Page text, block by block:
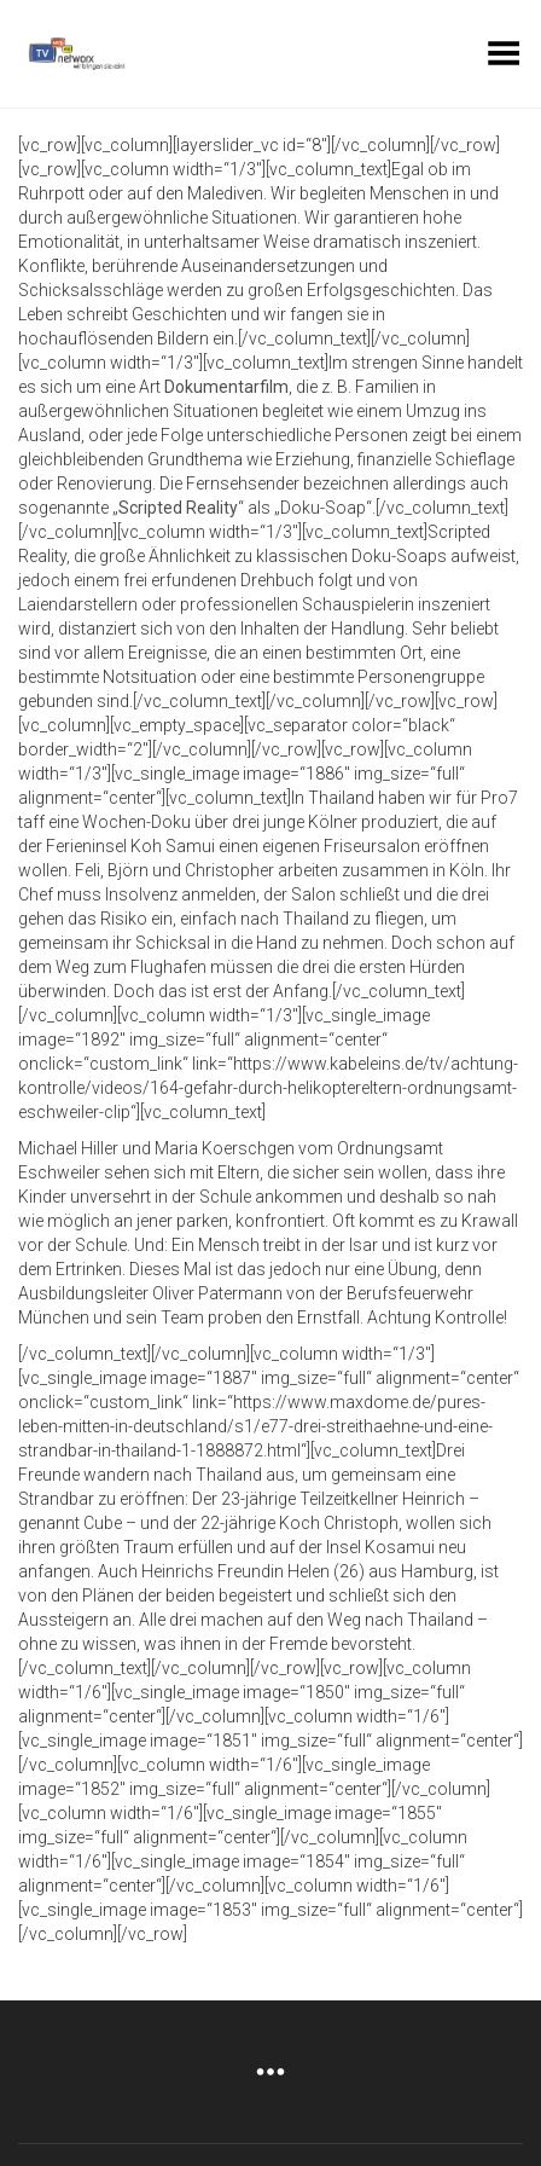
Toggle Menu
[vc_row][vc_column][layerslider_vc id=“8″][/vc_column][/vc_row]
[vc_row][vc_column width=“1/3″][vc_column_text]Egal ob im
Ruhrpott oder auf den Malediven. Wir begleiten Menschen in und
durch außergewöhnliche Situationen. Wir garantieren hohe
Emotionalität, in unterhaltsamer Weise dramatisch inszeniert.
Konflikte, berührende Auseinandersetzungen und
Schicksalsschläge werden zu großen Erfolgsgeschichten. Das
Leben schreibt Geschichten und wir fangen sie in
hochauflösenden Bildern ein.[/vc_column_text][/vc_column]
[vc_column width=“1/3″][vc_column_text]Im strengen Sinne handelt
es sich um eine Art Dokumentarfilm , die z. B. Familien in
außergewöhnlichen Situationen begleitet wie einem Umzug ins
Ausland, oder jede Folge unterschiedliche Personen zeigt bei einem
gleichbleibenden Grundthema wie Erziehung, finanzielle Schieflage
oder Renovierung. Die Fernsehsender bezeichnen allerdings auch
sogenannte „Scripted Reality“ als „Doku-Soap“.[/vc_column_text]
[/vc_column][vc_column width=“1/3″][vc_column_text]Scripted
Reality, die große Ähnlichkeit zu klassischen Doku-Soaps aufweist,
jedoch einem frei erfundenen Drehbuch folgt und von
Laiendarstellern oder professionellen Schauspielerin inszeniert
wird, distanziert sich von den Inhalten der Handlung. Sehr beliebt
sind vor allem Ereignisse, die an einen bestimmten Ort, eine
bestimmte Notsituation oder eine bestimmte Personengruppe
gebunden sind.[/vc_column_text][/vc_column][/vc_row][vc_row]
[vc_column][vc_empty_space][vc_separator color=“black“
border_width=“2″][/vc_column][/vc_row][vc_row][vc_column
width=“1/3″][vc_single_image image=“1886″ img_size=“full“
alignment=“center“][vc_column_text]In Thailand haben wir für Pro7
taff eine Wochen-Doku über drei junge Kölner produziert, die auf
der Ferieninsel Koh Samui einen eigenen Friseursalon eröffnen
wollen. Feli, Björn und Christopher arbeiten zusammen in Köln. Ihr
Chef muss Insolvenz anmelden, der Salon schließt und die drei
gehen das Risiko ein, einfach nach Thailand zu fliegen, um
gemeinsam ihr Schicksal in die Hand zu nehmen. Doch schon auf
dem Weg zum Flughafen müssen die drei die ersten Hürden
überwinden. Doch das ist erst der Anfang.[/vc_column_text]
[/vc_column][vc_column width=“1/3″][vc_single_image
image=“1892″ img_size=“full“ alignment=“center“
onclick=“custom_link“ link=“https://www.kabeleins.de/tv/achtung-
kontrolle/videos/164-gefahr-durch-helikoptereltern-ordnungsamt-
eschweiler-clip“][vc_column_text]
Michael Hiller und Maria Koerschgen vom Ordnungsamt
Eschweiler sehen sich mit Eltern, die sicher sein wollen, dass ihre
Kinder unversehrt in der Schule ankommen und deshalb so nah
wie möglich an jener parken, konfrontiert. Oft kommt es zu Krawall
vor der Schule. Und: Ein Mensch treibt in der Isar und ist kurz vor
dem Ertrinken. Dieses Mal ist das jedoch nur eine Übung, denn
Ausbildungsleiter Oliver Patermann von der Berufsfeuerwehr
München und sein Team proben den Ernstfall. Achtung Kontrolle!
[/vc_column_text][/vc_column][vc_column width=“1/3″]
[vc_single_image image=“1887″ img_size=“full“ alignment=“center“
onclick=“custom_link“ link=“https://www.maxdome.de/pures-
leben-mitten-in-deutschland/s1/e77-drei-streithaehne-und-eine-
strandbar-in-thailand-1-1888872.html“][vc_column_text]Drei
Freunde wandern nach Thailand aus, um gemeinsam eine
Strandbar zu eröffnen: Der 23-jährige Teilzeitkellner Heinrich –
genannt Cube – und der 22-jährige Koch Christoph, wollen sich
ihren größten Traum erfüllen und auf der Insel Kosamui neu
anfangen. Auch Heinrichs Freundin Helen (26) aus Hamburg, ist
von den Plänen der beiden begeistert und schließt sich den
Aussteigern an. Alle drei machen auf den Weg nach Thailand –
ohne zu wissen, was ihnen in der Fremde bevorsteht.
[/vc_column_text][/vc_column][/vc_row][vc_row][vc_column
width=“1/6″][vc_single_image image=“1850″ img_size=“full“
alignment=“center“][/vc_column][vc_column width=“1/6″]
[vc_single_image image=“1851″ img_size=“full“ alignment=“center“]
[/vc_column][vc_column width=“1/6″][vc_single_image
image=“1852″ img_size=“full“ alignment=“center“][/vc_column]
[vc_column width=“1/6″][vc_single_image image=“1855″
img_size=“full“ alignment=“center“][/vc_column][vc_column
width=“1/6″][vc_single_image image=“1854″ img_size=“full“
alignment=“center“][/vc_column][vc_column width=“1/6″]
[vc_single_image image=“1853″ img_size=“full“ alignment=“center“]
[/vc_column][/vc_row]